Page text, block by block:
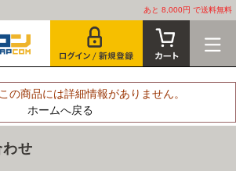
あと 8,000円 で送料無料
の商品には詳細情報がありません。
ホームへ戻る
せ